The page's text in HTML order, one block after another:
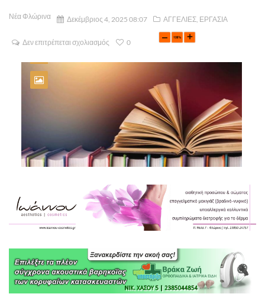
Νέα Φλώρινα Δεκέμβριος 4, 2025 08:07 ΑΓΓΕΛΙΕΣ, ΕΡΓΑΣΙΑ
Δεν επιτρέπεται σχολιασμός 0